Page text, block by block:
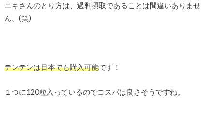
ニキさんのとり方は、過剰摂取であることは間違いありませ
ん。(笑)
テンテンは日本でも購入可能です！
１つに120粒入っているのでコスパは良さそうですね。